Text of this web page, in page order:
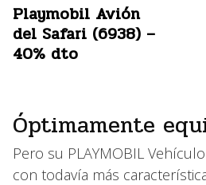
Playmobil Avión
del Safari (6938) –
40% dto
Óptimamente
Pero su PLAYMOBIL
con todavía más